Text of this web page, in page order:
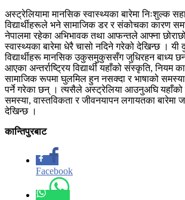
अस्ट्रेलियामा मानसिक स्वास्थ्यका बारेमा निःशुल्क
विद्यार्थीहरूले भने सामाजिक डर र संकोचका कारण
नेपालमा रहेका अभिभावक तथा आफन्तले आफ्ना
स्वास्थ्यका बारेमा धेरै चासो नदिने गरेको देखिन्छ ।
विद्यार्थीहरू मानसिक उकुसमुकुससँग जुधिरहन बाध्य
आएका अन्तर्राष्ट्रिय विद्यार्थी यहाँको संस्कृति, नियम
सामाजिक रूपमा घुलमिल हुन नसक्दा र भाषाको
पर्ने गरेका छन् । त्यसैले अस्ट्रेलिया आउनुअघि यहाँको
समस्या, वास्तविकता र जीवनयापन लगायतका बारेमा
देखिन्छ ।
कान्तिपुरबाट
Facebook